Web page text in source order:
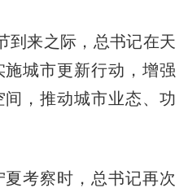
来之际，总书记在天
城市更新行动，增强
，推动城市业态、功
考察时，总书记再次